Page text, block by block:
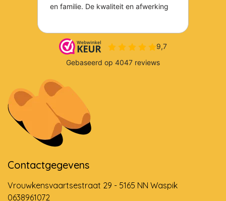
Contactgegevens
Vrouwkensvaartsestraat 29 - 5165 NN Waspik
0638961072